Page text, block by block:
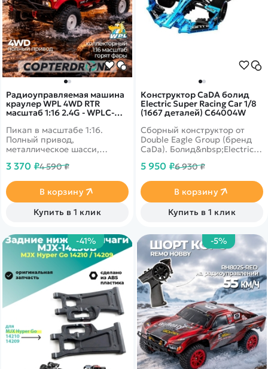
Радиоуправляемая машина
краулер WPL 4WD RTR
масштаб 1:16 2.4G - WPLC-
Пикап в масштабе 1:16.
Полный привод,
металлическое шасси,
TPR. Корпус выполнен в
3 370 ₽4 590 ₽
В корзину
Купить в 1 клик
Конструктор CaDA болид
Electric Super Racing Car 1/8
(1667 деталей) C64004W
Сборный конструктор от
Double Eagle Group (бренд
CaDa). Болид&nbsp;Electric
деталей, все колеса
передние колеса
поворачиваются при
повороте руля, задние
связаны с двигателем. Цвет -
5 950 ₽6 930 ₽
В корзину
Купить в 1 клик
-41% -5%